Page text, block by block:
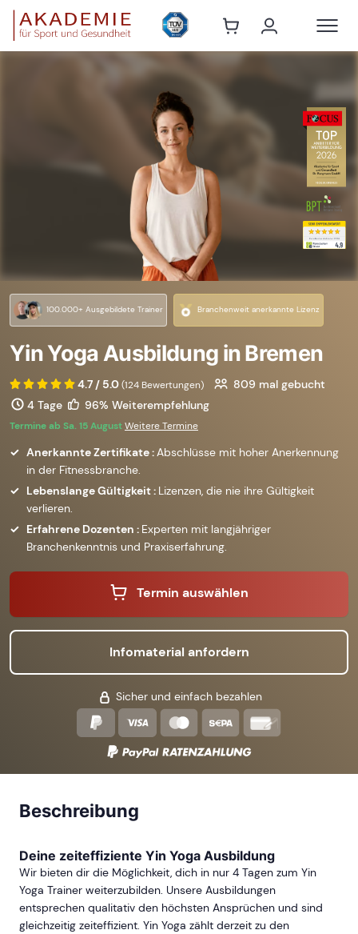
100.000+ Ausgebildete Trainer Branchenweit anerkannte Lizenz
Yin Yoga Ausbildung in Bremen
4.7 / 5.0(124 Bewertungen) 809 mal gebucht
4 Tage
96% Weiterempfehlung
Termine ab Sa. 15 AugustWeitere Termine
Anerkannte Zertifikate :Abschlüsse mit hoher Anerkennung
in der Fitnessbranche.
Lebenslange Gültigkeit : Lizenzen, die nie ihre Gültigkeit
verlieren.
Erfahrene Dozenten : Experten mit langjähriger
Branchenkenntnis und Praxiserfahrung.
Termin auswählen
Infomaterial anfordern
Sicher und einfach bezahlen
Beschreibung
Deine zeiteffiziente Yin Yoga Ausbildung
Wir bieten dir die Möglichkeit, dich in nur 4 Tagen zum Yin
Yoga Trainer weiterzubilden. Unsere Ausbildungen
entsprechen qualitativ den höchsten Ansprüchen und sind
gleichzeitig zeiteffizient. Yin Yoga zählt derzeit zu den